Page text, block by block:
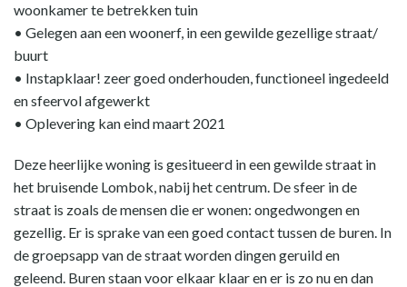
woonkamer te betrekken tuin
• Gelegen aan een woonerf, in een gewilde gezellige straat/
buurt
• Instapklaar! zeer goed onderhouden, functioneel ingedeeld
en sfeervol afgewerkt
• Oplevering kan eind maart 2021
Deze heerlijke woning is gesitueerd in een gewilde straat in
het bruisende Lombok, nabij het centrum. De sfeer in de
straat is zoals de mensen die er wonen: ongedwongen en
gezellig. Er is sprake van een goed contact tussen de buren. In
de groepsapp van de straat worden dingen geruild en
geleend. Buren staan voor elkaar klaar en er is zo nu en dan